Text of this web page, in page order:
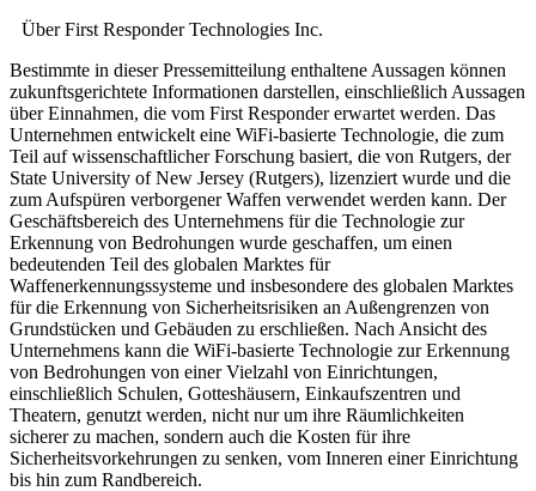
Über First Responder Technologies Inc.
Bestimmte in dieser Pressemitteilung enthaltene Aussagen können
zukunftsgerichtete Informationen darstellen, einschließlich Aussagen
über Einnahmen, die vom First Responder erwartet werden. Das
Unternehmen entwickelt eine WiFi-basierte Technologie, die zum
Teil auf wissenschaftlicher Forschung basiert, die von Rutgers, der
State University of New Jersey (Rutgers), lizenziert wurde und die
zum Aufspüren verborgener Waffen verwendet werden kann. Der
Geschäftsbereich des Unternehmens für die Technologie zur
Erkennung von Bedrohungen wurde geschaffen, um einen
bedeutenden Teil des globalen Marktes für
Waffenerkennungssysteme und insbesondere des globalen Marktes
für die Erkennung von Sicherheitsrisiken an Außengrenzen von
Grundstücken und Gebäuden zu erschließen. Nach Ansicht des
Unternehmens kann die WiFi-basierte Technologie zur Erkennung
von Bedrohungen von einer Vielzahl von Einrichtungen,
einschließlich Schulen, Gotteshäusern, Einkaufszentren und
Theatern, genutzt werden, nicht nur um ihre Räumlichkeiten
sicherer zu machen, sondern auch die Kosten für ihre
Sicherheitsvorkehrungen zu senken, vom Inneren einer Einrichtung
bis hin zum Randbereich.